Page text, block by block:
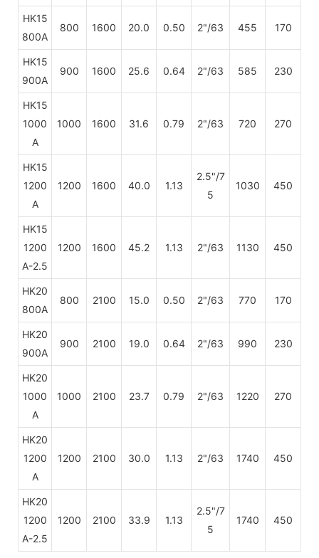
HK15
800A
800 1600 20.0 0.50 2"/63 455 170
HK15
900A
900 1600 25.6 0.64 2"/63 585 230
HK15
1000
A
1000 1600 31.6 0.79 2"/63 720 270
HK15
1200
A
1200 1600 40.0 1.13
2.5"/7
5
1030 450
HK15
1200
A-2.5
1200 1600 45.2 1.13 2"/63 1130 450
HK20
800A
800 2100 15.0 0.50 2"/63 770 170
HK20
900A
900 2100 19.0 0.64 2"/63 990 230
HK20
1000
A
1000 2100 23.7 0.79 2"/63 1220 270
HK20
1200
A
1200 2100 30.0 1.13 2"/63 1740 450
HK20
1200
A-2.5
1200 2100 33.9 1.13
2.5"/7
5
1740 450